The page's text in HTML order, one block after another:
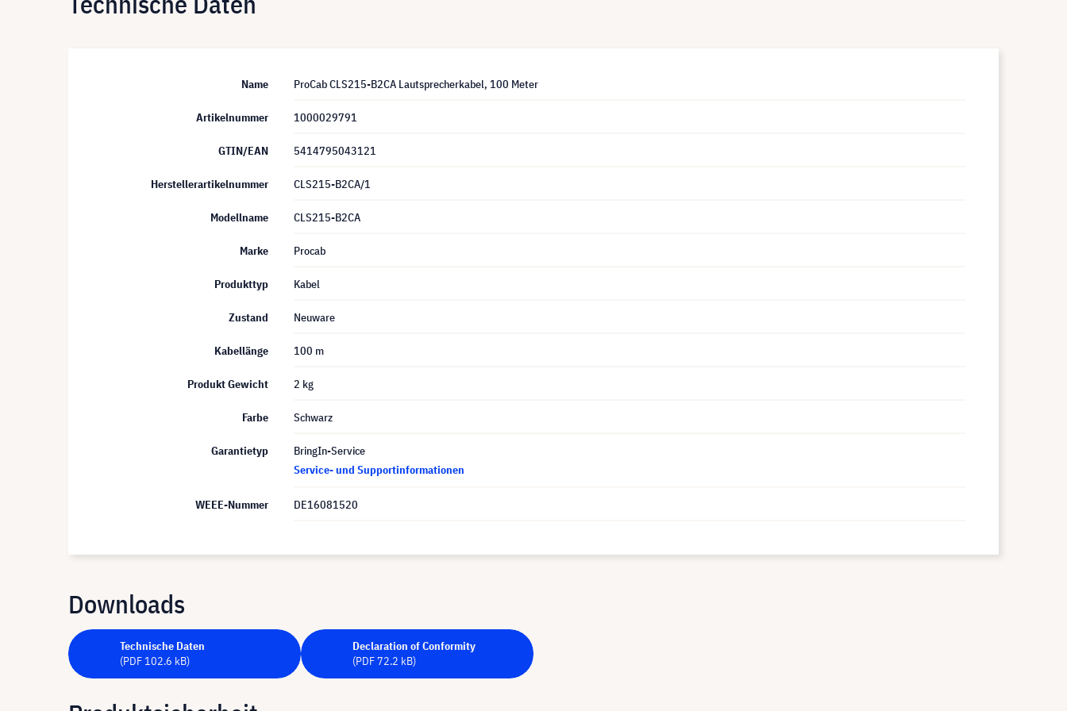
Name ProCab CLS215-B2CA Lautsprecherkabel, 100 Meter
Artikelnummer 1000029791
GTIN/EAN 5414795043121
Herstellerartikelnummer CLS215-B2CA/1
Modellname CLS215-B2CA
Marke Procab
Produkttyp Kabel
Zustand Neuware
Kabellänge 100 m
Produkt Gewicht 2 kg
Farbe Schwarz
Garantietyp
BringIn-Service
Service- und Supportinformationen
WEEE-Nummer DE16081520
Downloads
Technische Daten
(PDF 102.6 kB)
Declaration of Conformity
(PDF 72.2 kB)